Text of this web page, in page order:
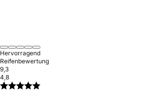
Hervorragend
Reifenbewertung
9,3
4,8